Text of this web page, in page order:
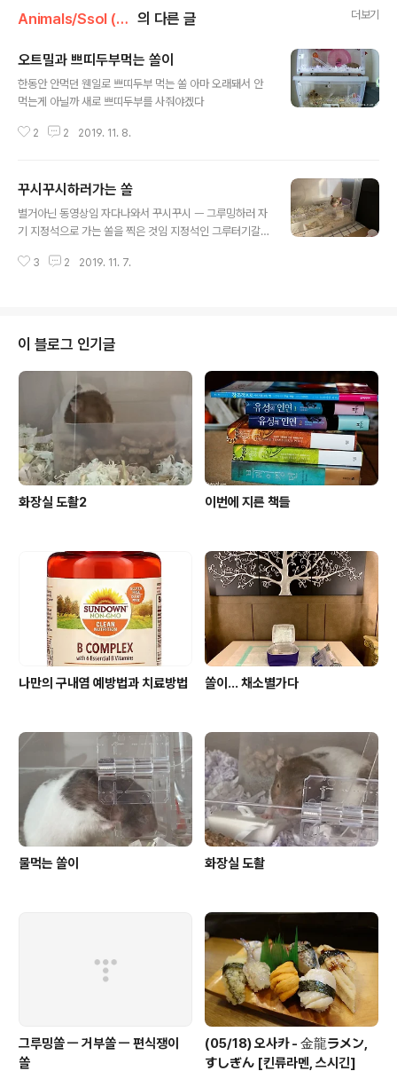
Animals/Ssol (19.02.28~20.04.01 ) 의 다른 글 더보기
오트밀과 쁘띠두부먹는 쏠이
한동안 안먹던 웬일로 쁘띠두부 먹는 쏠 아마 오래돼서 안
먹는게 아닐까 새로 쁘띠두부를 사줘야겠다
2 2 2019. 11. 8.
꾸시꾸시하러가는 쏠
별거아닌 동영상임 자다나와서 꾸시꾸시 ㅡ 그루밍하러 자
기 지정석으로 가는 쏠을 찍은 것임 지정석인 그루터기갈
전에 하는 행동은 자기가 좋아하는 사탕수수조각을 물어뜯
3 2 2019. 11. 7.
이 블로그 인기글
화장실 도촬2 이번에 지른 책들
나만의 구내염 예방법과 치료방법 쏠이... 채소별가다
물먹는 쏠이 화장실 도촬
그루밍쏠 ㅡ 거부쏠 ㅡ 편식쟁이
쏠
(05/18) 오사카 - 金龍ラメン,
すしぎん [킨류라멘, 스시긴]